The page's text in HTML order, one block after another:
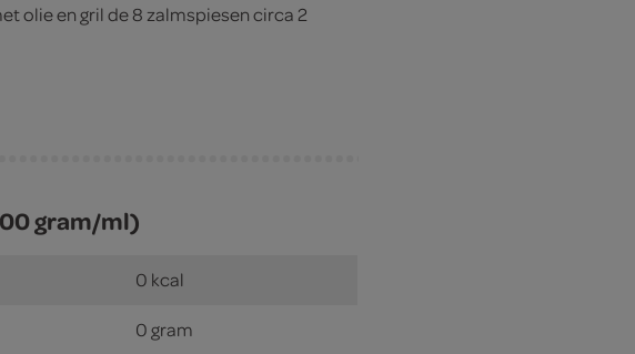
olie en gril de 8 zalmspiesen circa 2
gram/ml)
0 kcal
0 gram